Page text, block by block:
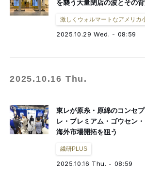
を襲う大量閉店の波とその
激しくウォルマートなアメリカ
2025.10.29 Wed. - 08:59
2025.10.16 Thu.
東レが原糸・原綿のコンセ
レ・プレミアム・ゴウセン
海外市場開拓を狙う
繊研PLUS
2025.10.16 Thu. - 08:59